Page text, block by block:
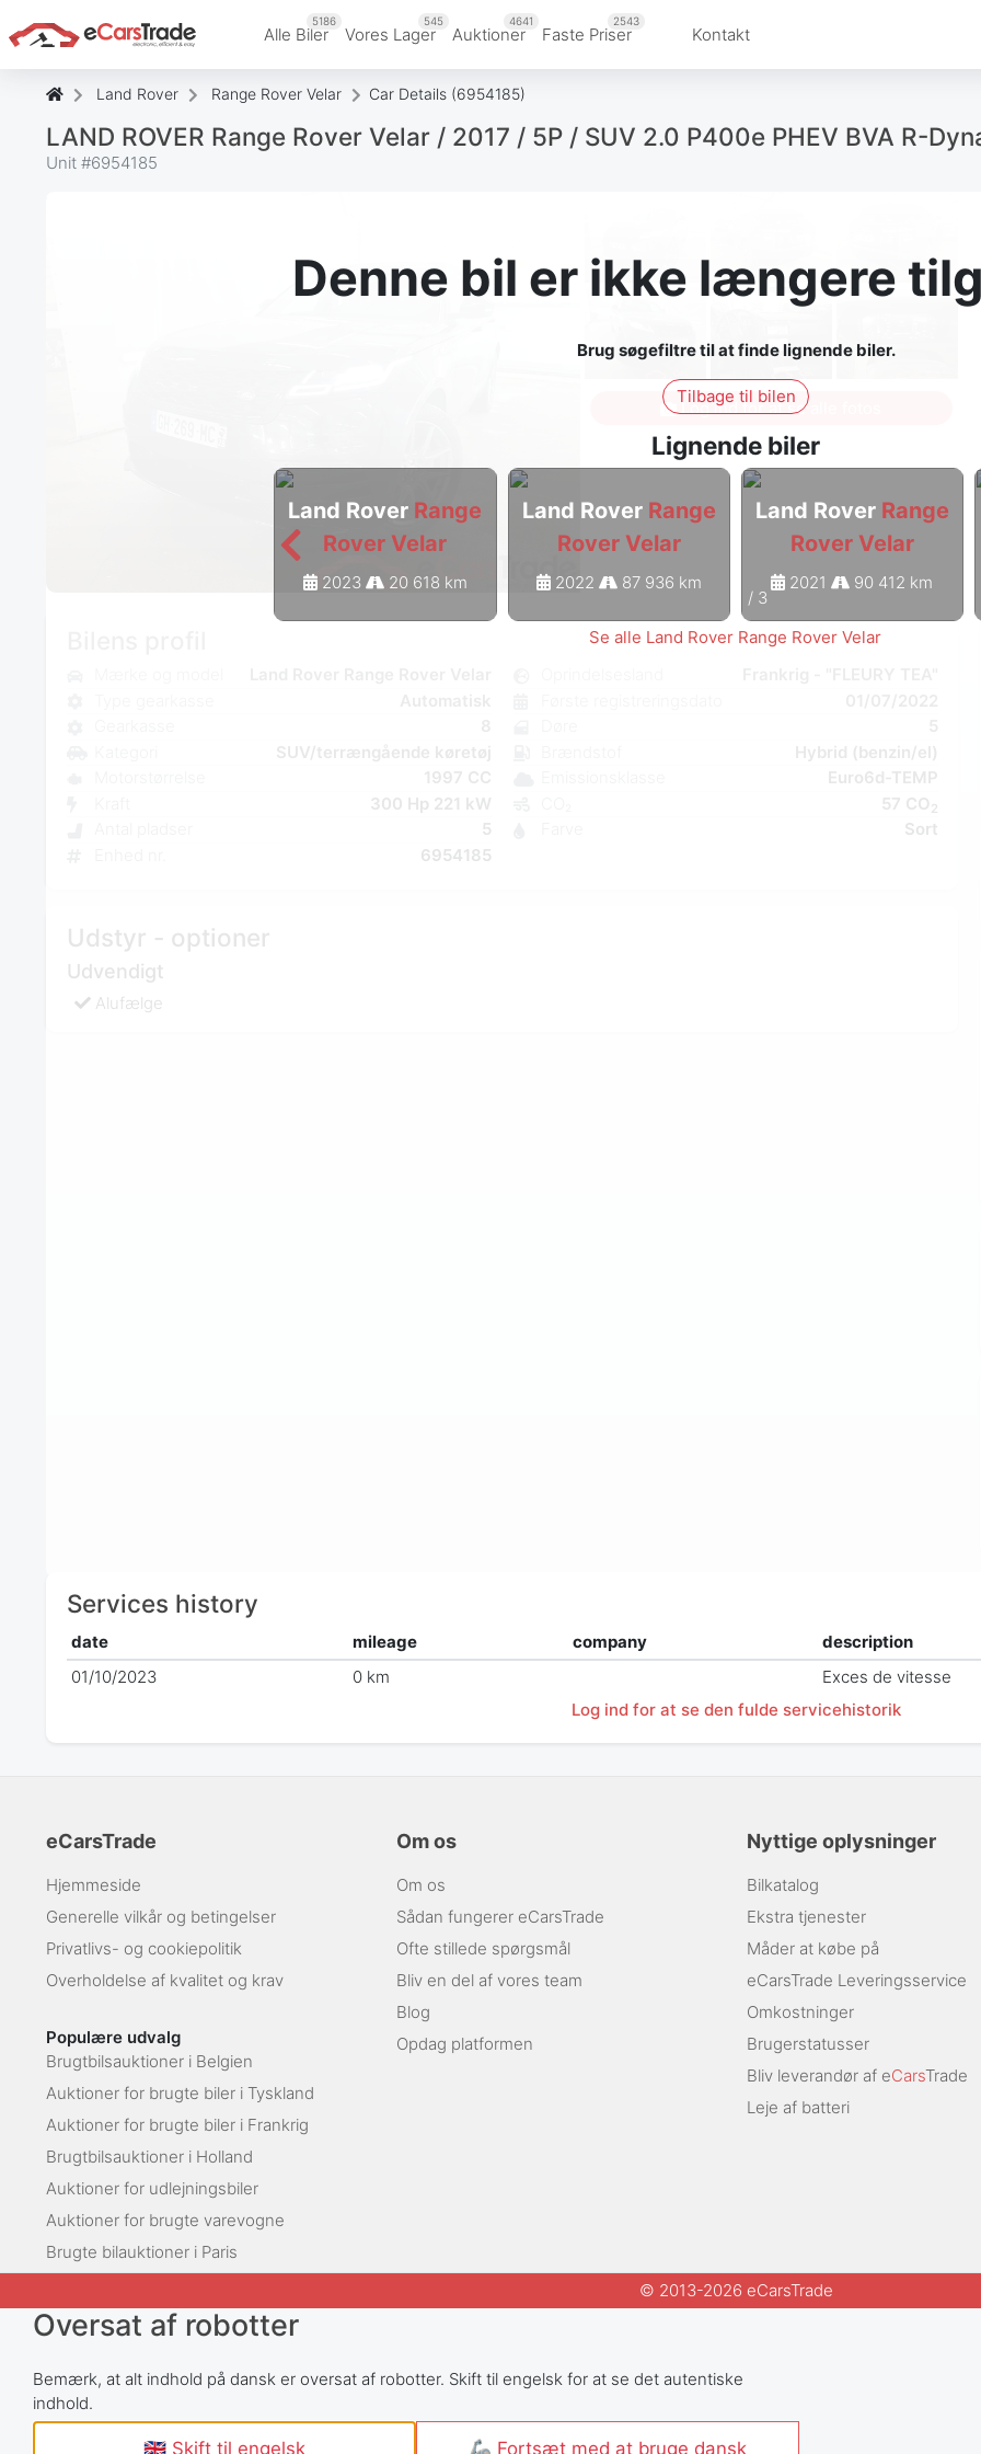
Alle Biler
5186
Vores Lager
545
Auktioner
4641
Faste Priser
2543
Kontakt
Land Rover Range Rover Velar Car Details (6954185)
LAND ROVER Range Rover Velar / 2017 / 5P / SUV 2.0 P400e PHEV BVA R-
Unit #6954185
Denne bil er ikke længere
Brug søgefiltre til at finde lignende biler.
Tilbage til bilen
Lignende biler
Land Rover Range
Rover Velar
2023 20 618 km
Land Rover Range
Rover Velar
2022 87 936 km
Land Rover Range
Rover Velar
2021 90 412 km
/ 3
Se alle Land Rover Range Rover Velar
Log ind for at se alle fotos
1997 CC
300 Hp 221 kW
5
6954185
Euro6d-TEMP
57 CO 2
Sort
Udstyr - optioner
Udvendigt
Alufælge
Services history
date mileage company description
01/10/2023
0 km Exces de vitesse
Log ind for at se den fulde servicehistorik
eCarsTrade
Hjemmeside
Generelle vilkår og betingelser
Privatlivs- og cookiepolitik
Overholdelse af kvalitet og krav
Populære udvalg
Brugtbilsauktioner i Belgien
Auktioner for brugte biler i Tyskland
Auktioner for brugte biler i Frankrig
Brugtbilsauktioner i Holland
Auktioner for udlejningsbiler
Auktioner for brugte varevogne
Brugte bilauktioner i Paris
Om os
Om os
Sådan fungerer eCarsTrade
Ofte stillede spørgsmål
Bliv en del af vores team
Blog
Opdag platformen
Nyttige oplysninger
Bilkatalog
Ekstra tjenester
Måder at købe på
eCarsTrade Leveringsservice
Omkostninger
Brugerstatusser
Bliv leverandør af eCarsTrade
Leje af batteri
© 2013-2026 eCarsTrade
Oversat af robotter
Bemærk, at alt indhold på dansk er oversat af robotter. Skift til engelsk for at se det autentiske
indhold.
🇬🇧 Skift til engelsk 🦾 Fortsæt med at bruge dansk